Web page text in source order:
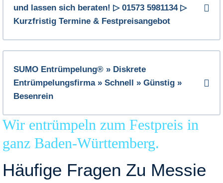
und lassen sich beraten! ▷ 01573 5981134 ▷
Kurzfristig Termine & Festpreisangebot
SUMO Entrümpelung® » Diskrete
Entrümpelungsfirma » Schnell » Günstig »
Besenrein
Wir entrümpeln zum Festpreis in
ganz Baden-Württemberg.
Häufige Fragen Zu Messie